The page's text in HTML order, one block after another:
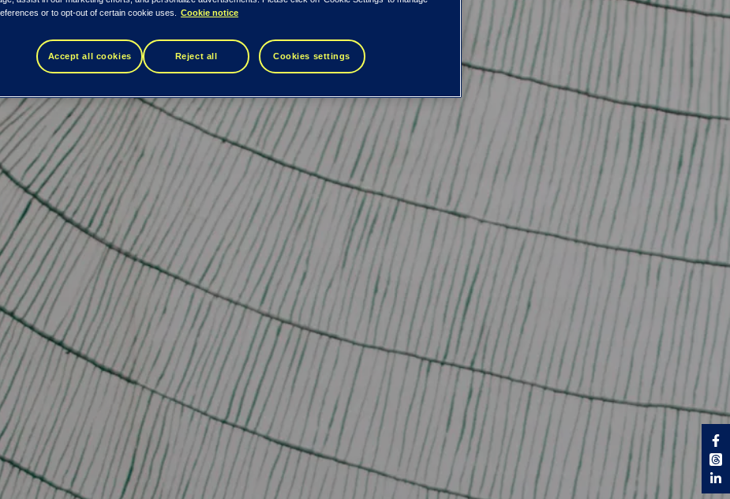
or to opt-out of certain cookie uses.
Cookie notice
Accept all cookies Reject all Cookies settings